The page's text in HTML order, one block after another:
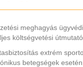
meghagyás
költségvetési útmutató
extrém
betegségek